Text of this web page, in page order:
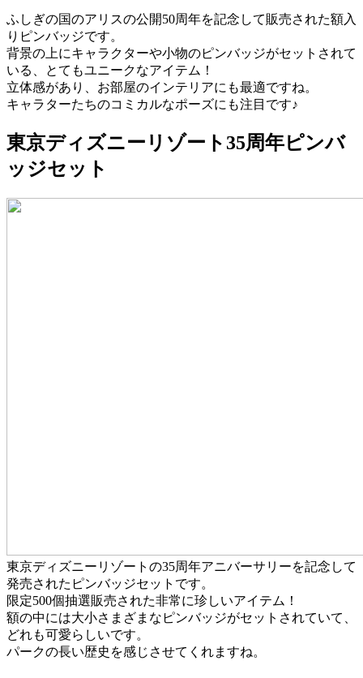
ふしぎの国のアリスの公開50周年を記念して販売された額入
りピンバッジです。
背景の上にキャラクターや小物のピンバッジがセットされて
いる、とてもユニークなアイテム！
立体感があり、お部屋のインテリアにも最適ですね。
キャラターたちのコミカルなポーズにも注目です♪
東京ディズニーリゾート35周年ピンバ
ッジセット
東京ディズニーリゾートの35周年アニバーサリーを記念して
発売されたピンバッジセットです。
限定500個抽選販売された非常に珍しいアイテム！
額の中には大小さまざまなピンバッジがセットされていて、
どれも可愛らしいです。
パークの長い歴史を感じさせてくれますね。